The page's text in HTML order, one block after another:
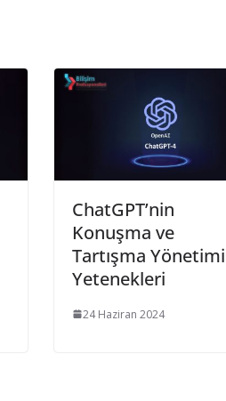
ChatGPT’nin
Konuşma ve
Tartışma Yönetimi
Yetenekleri
24 Haziran 2024